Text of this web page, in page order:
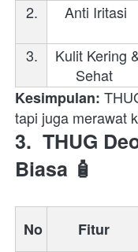
2. Anti Iritasi
3.
Sehat
Kesimpulan:
tapi juga merawat
3. THUG
Biasa 🧴
No Fitur